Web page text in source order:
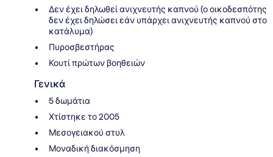
Δεν έχει δηλωθεί ανιχνευτής καπνού (ο οικοδεσπότης
δεν έχει δηλώσει εάν υπάρχει ανιχνευτής καπνού στο
κατάλυμα)
Πυροσβεστήρας
Κουτί πρώτων βοηθειών
Γενικά
5 δωμάτια
Χτίστηκε το 2005
Μεσογειακού στυλ
Μοναδική διακόσμηση